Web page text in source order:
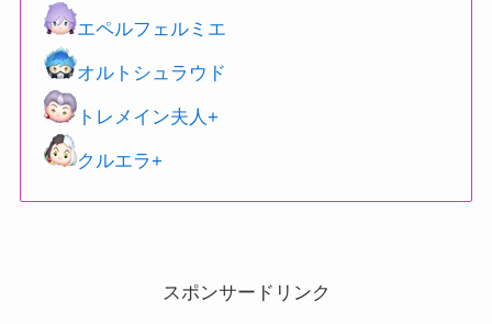
エペルフェルミエ
オルトシュラウド
トレメイン夫人+
クルエラ+
スポンサードリンク